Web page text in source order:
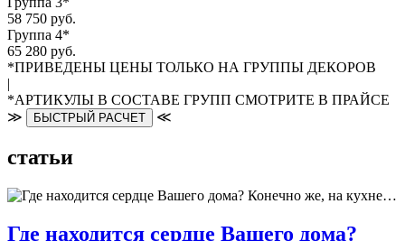
58 750 руб.
Группа 4*
65 280 руб.
*ПРИВЕДЕНЫ ЦЕНЫ ТОЛЬКО НА ГРУППЫ ДЕКОРОВ
|
*АРТИКУЛЫ В СОСТАВЕ ГРУПП СМОТРИТЕ В ПРАЙСЕ
≫
БЫСТРЫЙ РАСЧЕТ ≪
статьи
Где находится сердце Вашего дома?